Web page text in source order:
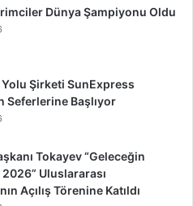
Dünya Şampiyonu Oldu
Yolu Şirketi SunExpress
Seferlerine Başlıyor
Tokayev “Geleceğin
2026” Uluslararası
Açılış Törenine Katıldı